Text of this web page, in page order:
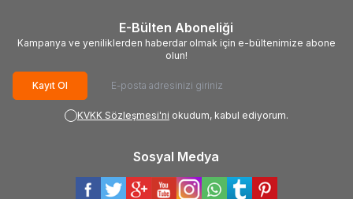
E-Bülten Aboneliği
Kampanya ve yeniliklerden haberdar olmak için e-bültenimize abone
olun!
Kayıt Ol
KVKK Sözleşmesi'ni okudum, kabul ediyorum.
Sosyal Medya